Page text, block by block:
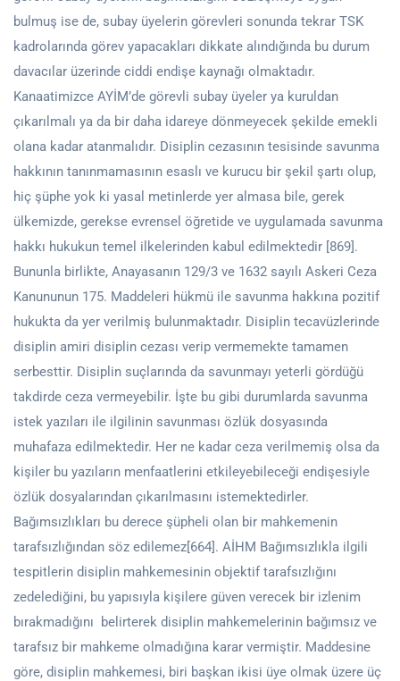
bulmuş ise de, subay üyelerin görevleri sonunda tekrar TSK
kadrolarında görev yapacakları dikkate alındığında bu durum
davacılar üzerinde ciddi endişe kaynağı olmaktadır.
Kanaatimizce AYİM’de görevli subay üyeler ya kuruldan
çıkarılmalı ya da bir daha idareye dönmeyecek şekilde emekli
olana kadar atanmalıdır. Disiplin cezasının tesisinde savunma
hakkının tanınmamasının esaslı ve kurucu bir şekil şartı olup,
hiç şüphe yok ki yasal metinlerde yer almasa bile, gerek
ülkemizde, gerekse evrensel öğretide ve uygulamada savunma
hakkı hukukun temel ilkelerinden kabul edilmektedir [869].
Bununla birlikte, Anayasanın 129/3 ve 1632 sayılı Askeri Ceza
Kanununun 175. Maddeleri hükmü ile savunma hakkına pozitif
hukukta da yer verilmiş bulunmaktadır. Disiplin tecavüzlerinde
disiplin amiri disiplin cezası verip vermemekte tamamen
serbesttir. Disiplin suçlarında da savunmayı yeterli gördüğü
takdirde ceza vermeyebilir. İşte bu gibi durumlarda savunma
istek yazıları ile ilgilinin savunması özlük dosyasında
muhafaza edilmektedir. Her ne kadar ceza verilmemiş olsa da
kişiler bu yazıların menfaatlerini etkileyebileceği endişesiyle
özlük dosyalarından çıkarılmasını istemektedirler.
Bağımsızlıkları bu derece şüpheli olan bir mahkemenin
tarafsızlığından söz edilemez[664]. AİHM Bağımsızlıkla ilgili
tespitlerin disiplin mahkemesinin objektif tarafsızlığını
zedelediğini, bu yapısıyla kişilere güven verecek bir izlenim
bırakmadığını belirterek disiplin mahkemelerinin bağımsız ve
tarafsız bir mahkeme olmadığına karar vermiştir. Maddesine
göre, disiplin mahkemesi, biri başkan ikisi üye olmak üzere üç